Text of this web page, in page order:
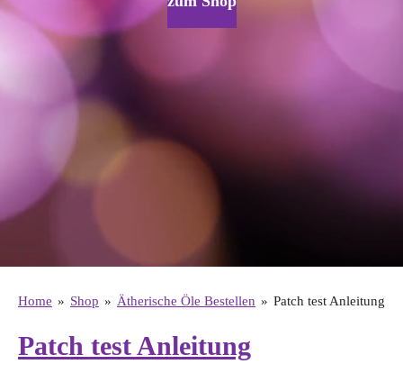
Home » Shop » Ätherische Öle Bestellen » Patch test Anleitung
Patch test Anleitung